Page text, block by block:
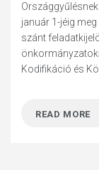
január 1-jéig
szánt
Kodifikáció és
READ MORE